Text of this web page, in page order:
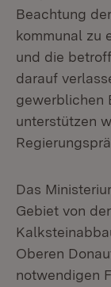
Beachtung
kommunal zu
und die
darauf
gewerblichen
unterstützen
Das
Gebiet von
Oberen
notwendigen